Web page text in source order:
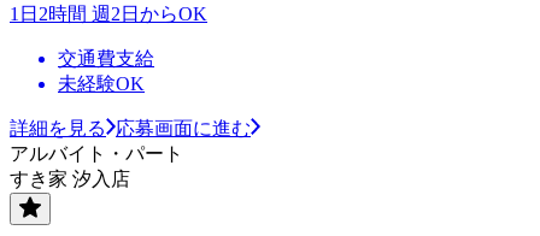
1日2時間 週2日からOK
交通費支給
未経験OK
詳細を見る
応募画面に進む
アルバイト・パート
すき家 汐入店